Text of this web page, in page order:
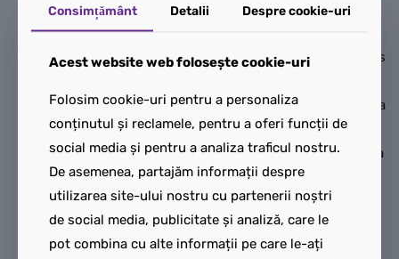
construit, este plină de
detalii realiste pentru joacă
și expunere: caroserie
roșu și negru, anvelope din
cauciuc cu profil redus,
bandă luminoasă stopuri și
un parbriz fumuriu al
cockpitului. Copiii pot
deschide hayonul pentru a
accesa bateria de jucărie și
băieți și fete de 4 ani și mai
fuzelajul pentru a avea acces
scaune și ecrane, pot încărca
valizele în căruciorul de
bagaje și le pot așeza în cala
de marfă a avionului.
Accesoriile distractive,
printre care paletele de
dirijare, aduc un plus de
Consimțământ Detalii Despre cookie-uri
Acest website web folosește cookie-uri
Folosim cookie-uri pentru a personaliza
conținutul și reclamele, pentru a oferi funcții de
social media și pentru a analiza traficul nostru.
De asemenea, partajăm informații despre
utilizarea site-ului nostru cu partenerii noștri
de social media, publicitate și analiză, care le
pot combina cu alte informații pe care le-ați